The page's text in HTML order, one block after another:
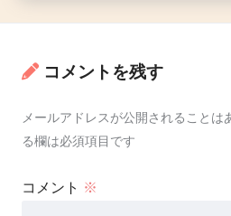
コメントを残す
メールアドレスが公開されることは
る欄は必須項目です
コメント ※